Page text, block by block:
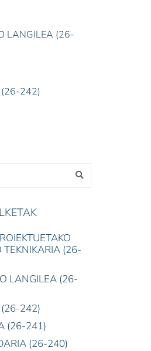
LANGILEA (26-
242)
TEKNIKARIA (26-
LANGILEA (26-
242)
(26-241)
(26-240)